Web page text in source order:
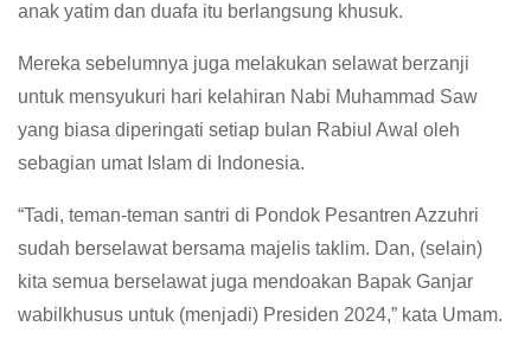
anak yatim dan duafa itu berlangsung khusuk.
Mereka sebelumnya juga melakukan selawat berzanji
untuk mensyukuri hari kelahiran Nabi Muhammad Saw
yang biasa diperingati setiap bulan Rabiul Awal oleh
sebagian umat Islam di Indonesia.
“Tadi, teman-teman santri di Pondok Pesantren Azzuhri
sudah berselawat bersama majelis taklim. Dan, (selain)
kita semua berselawat juga mendoakan Bapak Ganjar
wabilkhusus untuk (menjadi) Presiden 2024,” kata Umam.